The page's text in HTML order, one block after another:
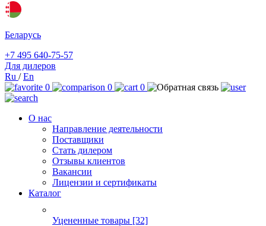
Беларусь
+7 495 640-75-57
Для дилеров
Ru /En
0
0 0
О нас
Направление деятельности
Поставщики
Стать дилером
Отзывы клиентов
Вакансии
Лицензии и сертификаты
Каталог
Уцененные товары [32]